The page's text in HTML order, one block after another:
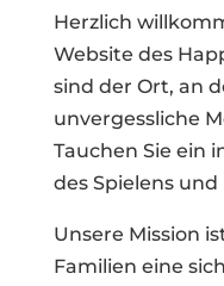
Herzlich
Website des
sind der Ort, an
unvergessliche
Tauchen Sie ein
des Spielens
Unsere Mission
Familien eine